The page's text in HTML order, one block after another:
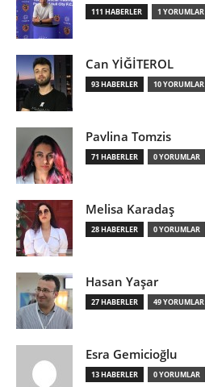
111 HABERLER 1 YORUMLAR
Can YİĞİTEROL
93 HABERLER 10 YORUMLAR
Pavlina Tomzis
71 HABERLER 0 YORUMLAR
Melisa Karadaş
28 HABERLER 0 YORUMLAR
Hasan Yaşar
27 HABERLER 49 YORUMLAR
Esra Gemicioğlu
13 HABERLER 0 YORUMLAR